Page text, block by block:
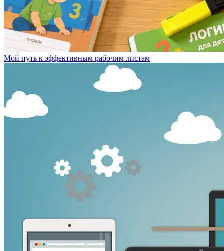
Мой путь к эффективным рабочим листам